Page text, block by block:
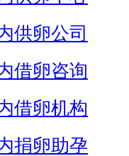
供卵公司
借卵咨询
借卵机构
捐卵助孕